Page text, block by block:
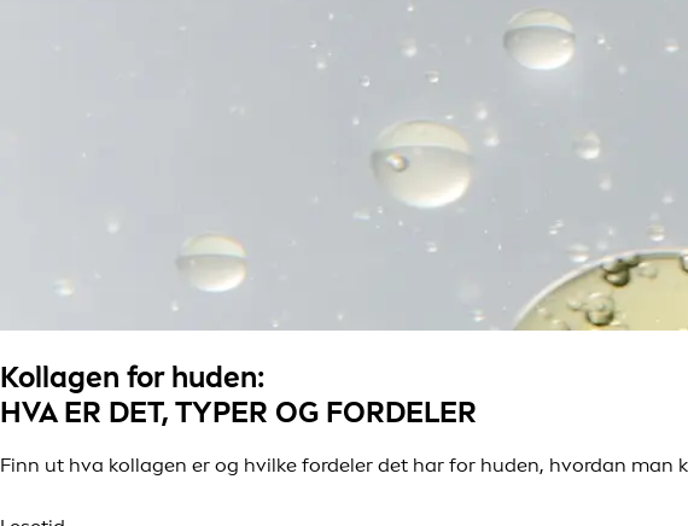
Kollagen for huden:
HVA ER DET, TYPER OG FORDELER
Finn ut hva kollagen er og hvilke fordeler det har for huden, hvordan